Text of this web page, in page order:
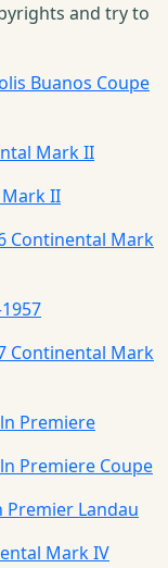
and try to
Buanos Coupe
Mark II
II
Continental Mark
Continental Mark
Premiere
Premiere Coupe
Premier Landau
Mark IV